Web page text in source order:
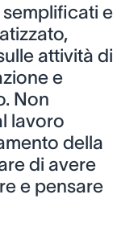
e
attività di
e
Non
lavoro
della
di avere
e pensare